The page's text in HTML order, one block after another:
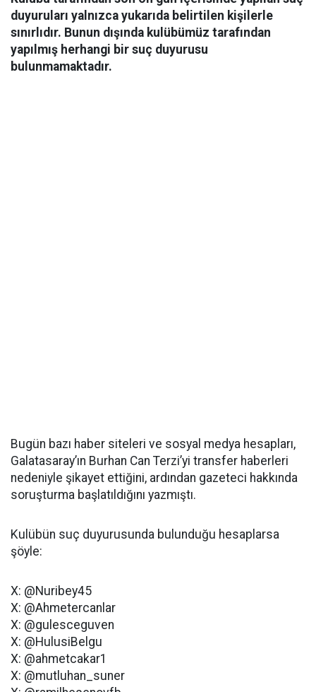
duyuruları yalnızca yukarıda belirtilen kişilerle
sınırlıdır. Bunun dışında kulübümüz tarafından
yapılmış herhangi bir suç duyurusu
bulunmamaktadır.
Bugün bazı haber siteleri ve sosyal medya hesapları,
Galatasaray’ın Burhan Can Terzi’yi transfer haberleri
nedeniyle şikayet ettiğini, ardından gazeteci hakkında
soruşturma başlatıldığını yazmıştı.
Kulübün suç duyurusunda bulunduğu hesaplarsa
şöyle:
X: @Nuribey45
X: @Ahmetercanlar
X: @gulesceguven
X: @HulusiBelgu
X: @ahmetcakar1
X: @mutluhan_suner